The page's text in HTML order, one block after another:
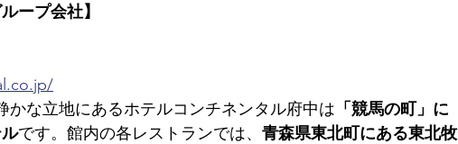
ープ会社】
かな立地にあるホテルコンチネンタル府中は 「競馬の町」に
です。館内の各レストランでは、 青森県東北町にある東北牧